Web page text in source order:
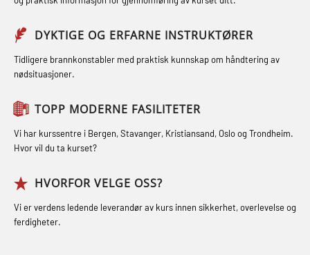
Førstehjelp grunnkurs (OFABLE101)
GOC sertifikat grunnleggende
(GMDSS) (MRC101)
GOC sertifikat repetisjon (GMDSS)
(MRC102)
GSK Sikkerhetskurs offshore for
oljearbeidere (OBS1055)
GWO: BST – Offshore (Blended with
(RBSBLE018)
og Medisinsk Behandling med
Webinar (MBS1341)
STCW Oppdatering for offiserer 24 t
(MBS114)
STCW Medisinsk førstehjelp (MFA1081)
STCW Medisinsk førstehjelp
oppdatering (MBSBLE025)
STCW Oppdatering Medisinsk
Påbygging fra Offshore Norge til
Sikkerhetskurs for ansatte på
oppdrettsanlegg (LBS100)
Ulykkesgransking – Webinar (LSP103)
(LFI100)
DYKTIGE OG ERFARNE INSTRUKTØRER
Tidligere brannkonstabler med praktisk kunnskap om håndtering av
nødsituasjoner.
TOPP MODERNE FASILITETER
Vi har kurssentre i Bergen, Stavanger, Kristiansand, Oslo og Trondheim.
Hvor vil du ta kurset?
HVORFOR VELGE OSS?
Vi er verdens ledende leverandør av kurs innen sikkerhet, overlevelse og
ferdigheter.